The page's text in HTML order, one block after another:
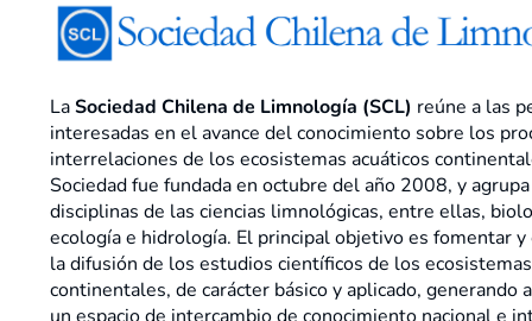
LaSociedad Chilena de Limnología (SCL) reúne a las
interesadas en el avance del conocimiento sobre los
interrelaciones de los ecosistemas acuáticos
Sociedad fue fundada en octubre del año 2008, y
disciplinas de las ciencias limnológicas, entre ellas,
ecología e hidrología. El principal objetivo es fomentar
la difusión de los estudios científicos de los
continentales, de carácter básico y aplicado, generando